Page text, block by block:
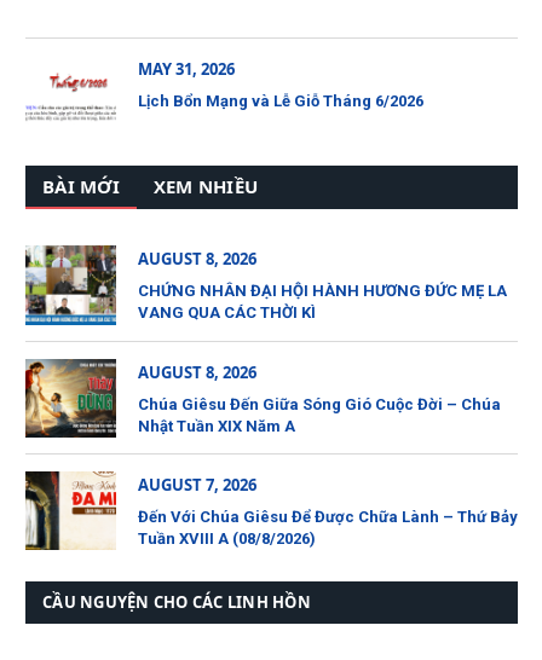
MAY 31, 2026
Lịch Bổn Mạng và Lễ Giỗ Tháng 6/2026
BÀI MỚI XEM NHIỀU
AUGUST 8, 2026
CHỨNG NHÂN ĐẠI HỘI HÀNH HƯƠNG ĐỨC MẸ LA
VANG QUA CÁC THỜI KÌ
AUGUST 8, 2026
Chúa Giêsu Đến Giữa Sóng Gió Cuộc Đời – Chúa
Nhật Tuần XIX Năm A
AUGUST 7, 2026
Đến Với Chúa Giêsu Để Được Chữa Lành – Thứ Bảy
Tuần XVIII A (08/8/2026)
CẦU NGUYỆN CHO CÁC LINH HỒN